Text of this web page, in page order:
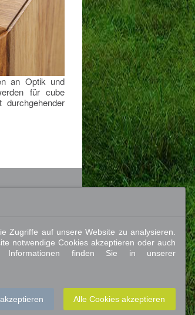
an Optik und
für cube
Zugriffe auf unsere Website zu analysieren.
notwendige Cookies akzeptieren oder auch
Informationen finden Sie in unserer
Alle Cookies akzeptieren